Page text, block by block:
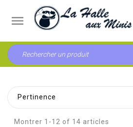

Pertinence
Montrer 1-12 of 14 articles